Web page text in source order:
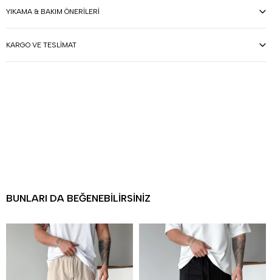
YIKAMA & BAKIM ÖNERILERI
KARGO VE TESLIMAT
BUNLARI DA BEĞENEBILIRSINIZ